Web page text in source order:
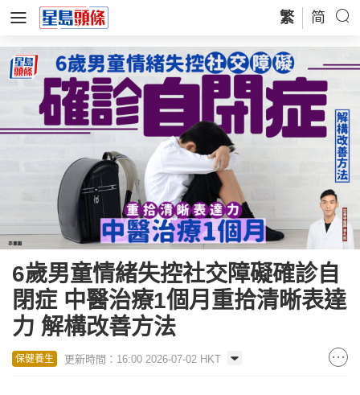
繁 简
6歲男童情緒失控社交障礙確診自
閉症 中醫治療1個月重拾清晰表達
力 解構改善方法
保健養生 更新時間：16:00 2026-07-02 HKT